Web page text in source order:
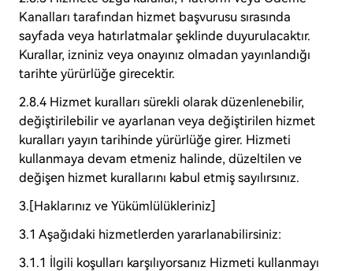
Kanalları tarafından hizmet başvurusu sırasında
sayfada veya hatırlatmalar şeklinde duyurulacaktır.
Kurallar, izniniz veya onayınız olmadan yayınlandığı
tarihte yürürlüğe girecektir.
2.8.4 Hizmet kuralları sürekli olarak düzenlenebilir,
değiştirilebilir ve ayarlanan veya değiştirilen hizmet
kuralları yayın tarihinde yürürlüğe girer. Hizmeti
kullanmaya devam etmeniz halinde, düzeltilen ve
değişen hizmet kurallarını kabul etmiş sayılırsınız.
3.[Haklarınız ve Yükümlülükleriniz]
3.1 Aşağıdaki hizmetlerden yararlanabilirsiniz:
3.1.1 İlgili koşulları karşılıyorsanız Hizmeti kullanmayı